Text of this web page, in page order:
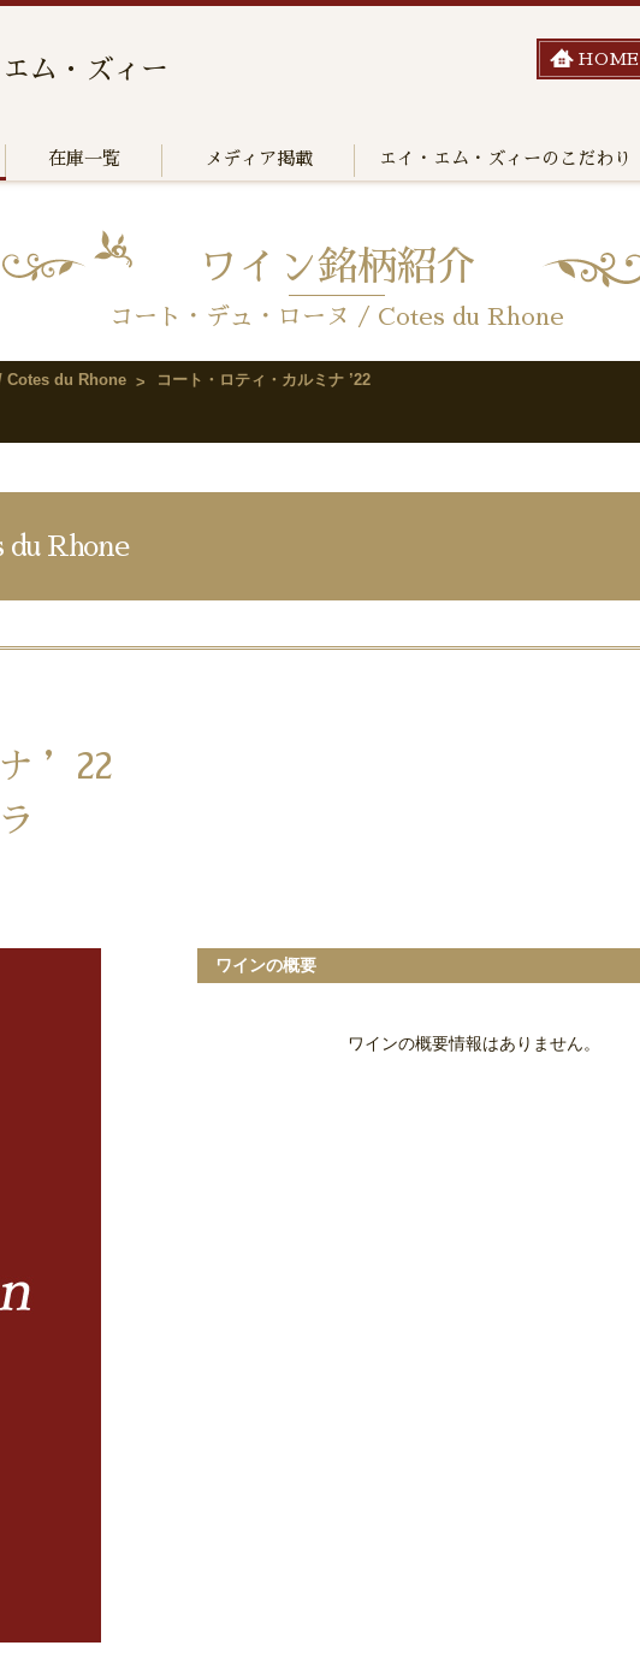
ム・ズィー HOME
在庫一覧 メディア掲載 エイ・エム・ズィーのこだわり
ワイン銘柄紹介
コート・デュ・ローヌ / Cotes du Rhone
Cotes du Rhone
コート・ロティ・カルミナ ’22
du Rhone
’22
ワインの概要
ワインの概要情報はありません。